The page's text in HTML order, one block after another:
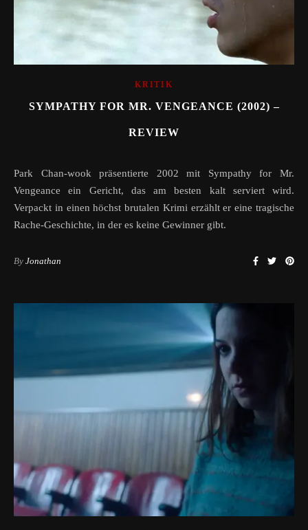
KRITIK
SYMPATHY FOR MR. VENGEANCE (2002) –
REVIEW
Park Chan-wook präsentierte 2002 mit Sympathy for Mr.
Vengeance ein Gericht, das am besten kalt serviert wird.
Verpackt in einen höchst brutalen Krimi erzählt er eine tragische
Rache-Geschichte, in der es keine Gewinner gibt.
By Jonathan